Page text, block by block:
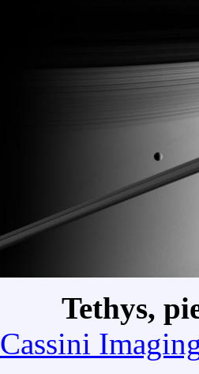
Tethys,
Cassini